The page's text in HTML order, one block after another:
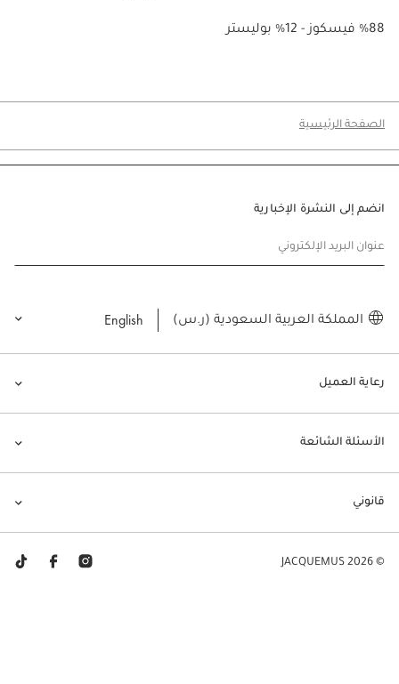
%88 فيسكوز - 12% بوليستر
الصفحة الرئيسية
رعاية العميل
الأسئلة الشائعة
قانوني
انضم إلى النشرة الإخبارية
عنوان البريد الإلكتروني
المملكة العربية السعودية (ر.س) English
© JACQUEMUS 2026